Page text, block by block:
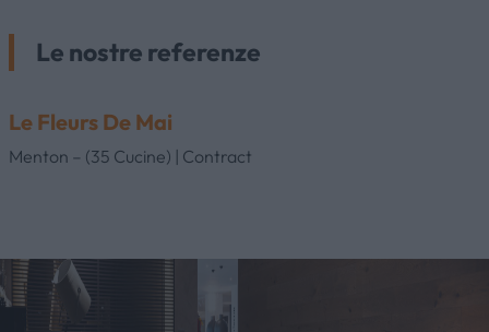
Le nostre referenze
Le Fleurs De Mai
Menton – (35 Cucine) | Contract